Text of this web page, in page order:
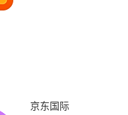
京东国际